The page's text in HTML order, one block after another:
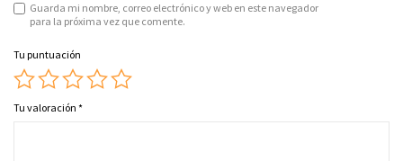
Guarda mi nombre, correo electrónico y web en este navegador
para la próxima vez que comente.
Tu puntuación
Tu valoración *